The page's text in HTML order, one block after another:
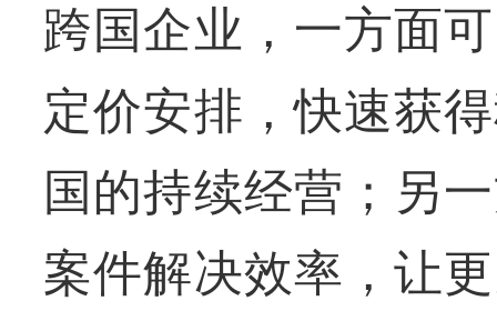
跨国企业，一方面
定价安排，快速获
国的持续经营；另
案件解决效率，让